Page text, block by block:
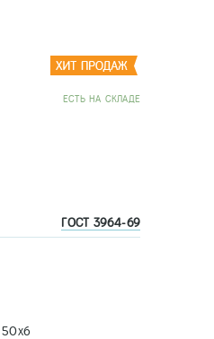
EСТЬ НА СКЛАДЕ
ГОСТ 3964-69
50х6